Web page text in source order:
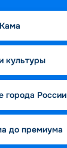
культуры
города России
до премиума